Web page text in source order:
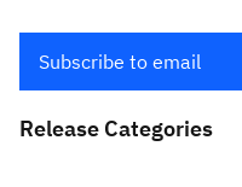
Subscribe to email
Release Categories